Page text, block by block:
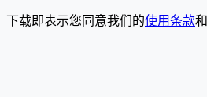
下载即表示您同意我们的使用条款和